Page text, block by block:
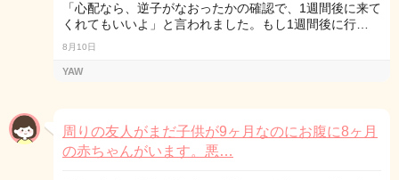
「心配なら、逆子がなおったかの確認で、1週間後に来て
くれてもいいよ」と言われました。もし1週間後に行…
8月10日
YAW
周りの友人がまだ子供が9ヶ月なのにお腹に8ヶ月
の赤ちゃんがいます。悪…